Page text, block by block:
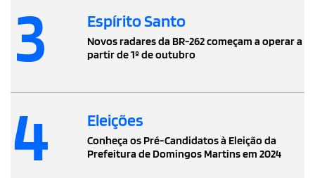
3 Espírito Santo
Novos radares da BR-262 começam a operar a
partir de 1º de outubro
4 Eleições
Conheça os Pré-Candidatos à Eleição da
Prefeitura de Domingos Martins em 2024